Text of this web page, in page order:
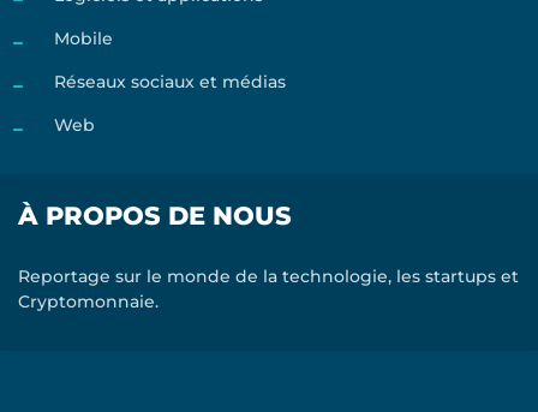
Mobile
Réseaux sociaux et médias
Web
À PROPOS DE NOUS
Reportage sur le monde de la technologie, les startups et
Cryptomonnaie.